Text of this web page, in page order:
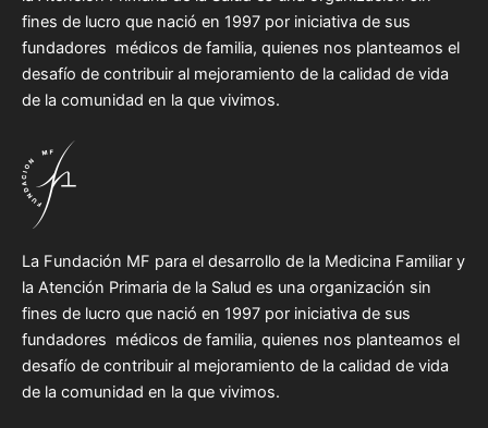
fines de lucro que nació en 1997 por iniciativa de sus
fundadores médicos de familia, quienes nos planteamos el
desafío de contribuir al mejoramiento de la calidad de vida
de la comunidad en la que vivimos.
La Fundación MF para el desarrollo de la Medicina Familiar y
la Atención Primaria de la Salud es una organización sin
fines de lucro que nació en 1997 por iniciativa de sus
fundadores médicos de familia, quienes nos planteamos el
desafío de contribuir al mejoramiento de la calidad de vida
de la comunidad en la que vivimos.